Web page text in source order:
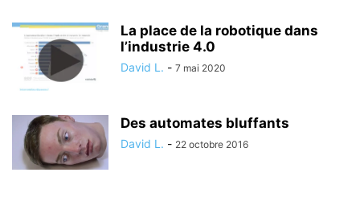
La place de la robotique dans
l’industrie 4.0
David L. - 7 mai 2020
Des automates bluffants
David L. - 22 octobre 2016